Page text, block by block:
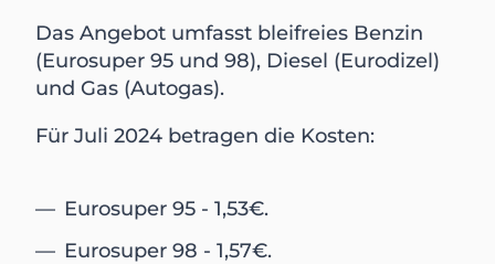
Das Angebot umfasst bleifreies Benzin
(Eurosuper 95 und 98), Diesel (Eurodizel)
und Gas (Autogas).
Für Juli 2024 betragen die Kosten:
Eurosuper 95 - 1,53€.
Eurosuper 98 - 1,57€.